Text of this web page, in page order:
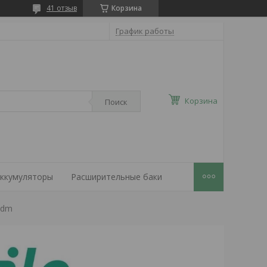
Корзина
41 отзыв
График работы
Поиск Корзина
Расширительные баки